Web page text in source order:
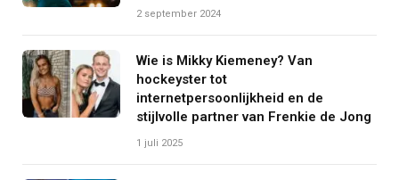
2 september 2024
Wie is Mikky Kiemeney? Van
hockeyster tot
internetpersoonlijkheid en de
stijlvolle partner van Frenkie de Jong
1 juli 2025